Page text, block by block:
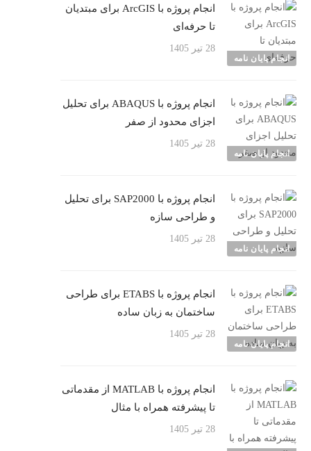
انجام پایان نامه
انجام پروژه با ArcGIS برای مبتدیان
تا حرفه‌ای
28 تیر 1405
انجام پایان نامه
انجام پروژه با ABAQUS برای تحلیل
اجزای محدود از صفر
28 تیر 1405
انجام پایان نامه
انجام پروژه با SAP2000 برای تحلیل
و طراحی سازه
28 تیر 1405
انجام پایان نامه
انجام پروژه با ETABS برای طراحی
ساختمان به زبان ساده
28 تیر 1405
انجام پروژه با MATLAB از مقدماتی
تا پیشرفته همراه با مثال
28 تیر 1405